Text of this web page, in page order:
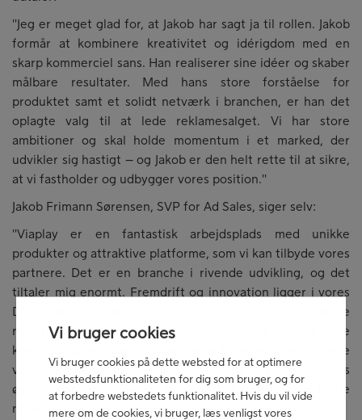
Vi bruger cookies
Vi bruger cookies på dette websted for at optimere
webstedsfunktionaliteten for dig som bruger, og for
at forbedre webstedets funktionalitet. Hvis du vil vide
mere om de cookies, vi bruger, læs venligst vores
"Jeg er meget glad for, at Jakob har sagt ja til rollen. Jakob
formår at kombinere kreativitet og idérigdom med en
skarp kommerciel sans. Han realiserer sine idéer og skaber
målbare resultater. Med hans store forståelse for
produktet samt et solidt netværk i branchen, er han det
oplagte valg til at lede reklamesalget. Vi har store
ambitioner og skal holde momentum i et marked, der
udvikler sig hastigt – og Jakob er den helt rette til at sikre,
at vi fastholder og udbygger vores position."
Jakob Frimann Sørensen, SVP for Ad Sales, siger selv:
"Viaplay er en fantastisk arbejdsplads med unikke
produkter og attraktive platforme, som vi kan tilbyde vores
partnere. Det er en branche i rivende udvikling, og det
tiltaler mig enormt. Fremdrift og innovation ligger i vores
DNA, og jeg glæder mig til at bidrage med konkrete
resultater i et omskifteligt annoncemarked. Vi skal være
kreative, agile og endnu skarpere til at kommercialisere
vores stærke indhold – både digitalt og på tværs af vores
øvrige platforme. Det er blot starten på en spændende
rejse, som jeg ser meget frem til."